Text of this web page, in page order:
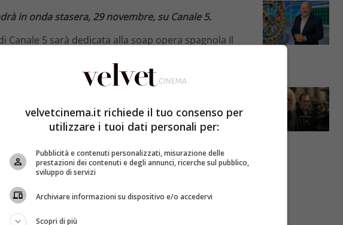
in onda stasera, 29 novembre, su Canale 5.
5 sarà dedicata alla soap opera spagnola Il
a quali saranno le con seguenze
vedremo l’uomo aprire gli occhi ma
sia vivo, sembra che abbia perso la memoria dato
anticipa che: “Raimundo si è svegliato, ma non
comportamento violento e aggressivo: sembra
uno specialista.
ordinato per posta e Lucia trama qualcosa di
a corteggiare Gracia persino davanti ad Hipolito.
i suoi muscoli per dare una bella lezione al
riconosce neanche gli altri.
velvetcinema.it richiede il tuo consenso per
utilizzare i tuoi dati personali per:
Pubblicità e contenuti personalizzati, misurazione delle
prestazioni dei contenuti e degli annunci, ricerche sul pubblico,
sviluppo di servizi
Archiviare informazioni su dispositivo e/o accedervi
Scopri di più